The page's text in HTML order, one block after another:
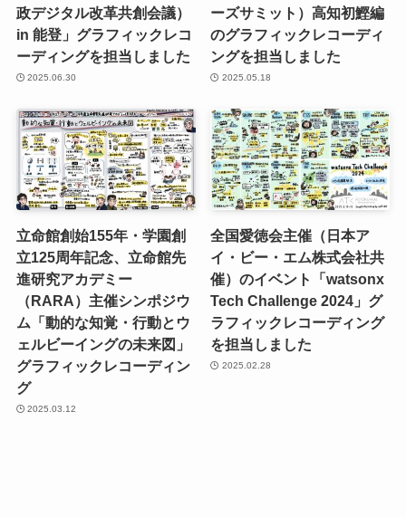
政デジタル改革共創会議）
in 能登」グラフィックレコ
ーディングを担当しました
2025.06.30
ーズサミット）高知初鰹編
のグラフィックレコーディ
ングを担当しました
2025.05.18
立命館創始155年・学園創
立125周年記念、立命館先
進研究アカデミー
（RARA）主催シンポジウ
ム「動的な知覚・行動とウ
ェルビーイングの未来図」
グラフィックレコーディン
グ
2025.03.12
全国愛徳会主催（日本ア
イ・ビー・エム株式会社共
催）のイベント「watsonx
Tech Challenge 2024」グ
ラフィックレコーディング
を担当しました
2025.02.28